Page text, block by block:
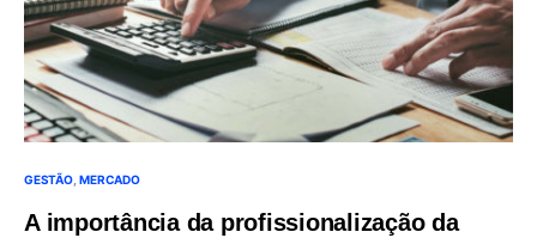
GESTÃO MERCADO
A importância da profissionalização da